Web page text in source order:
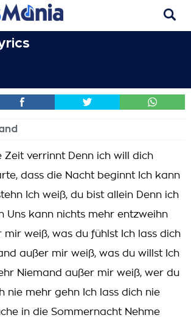
Zeit verrinnt Denn ich will dich
dass die Nacht beginnt Ich kann
Ich weiß, du bist allein Denn ich
Uns kann nichts mehr entzweihn
mir weiß, was du fühlst Ich lass dich
außer mir weiß, was du willst Ich
Niemand außer mir weiß, wer du
nie mehr gehn Ich lass dich nie
in die Sommernacht Nehme